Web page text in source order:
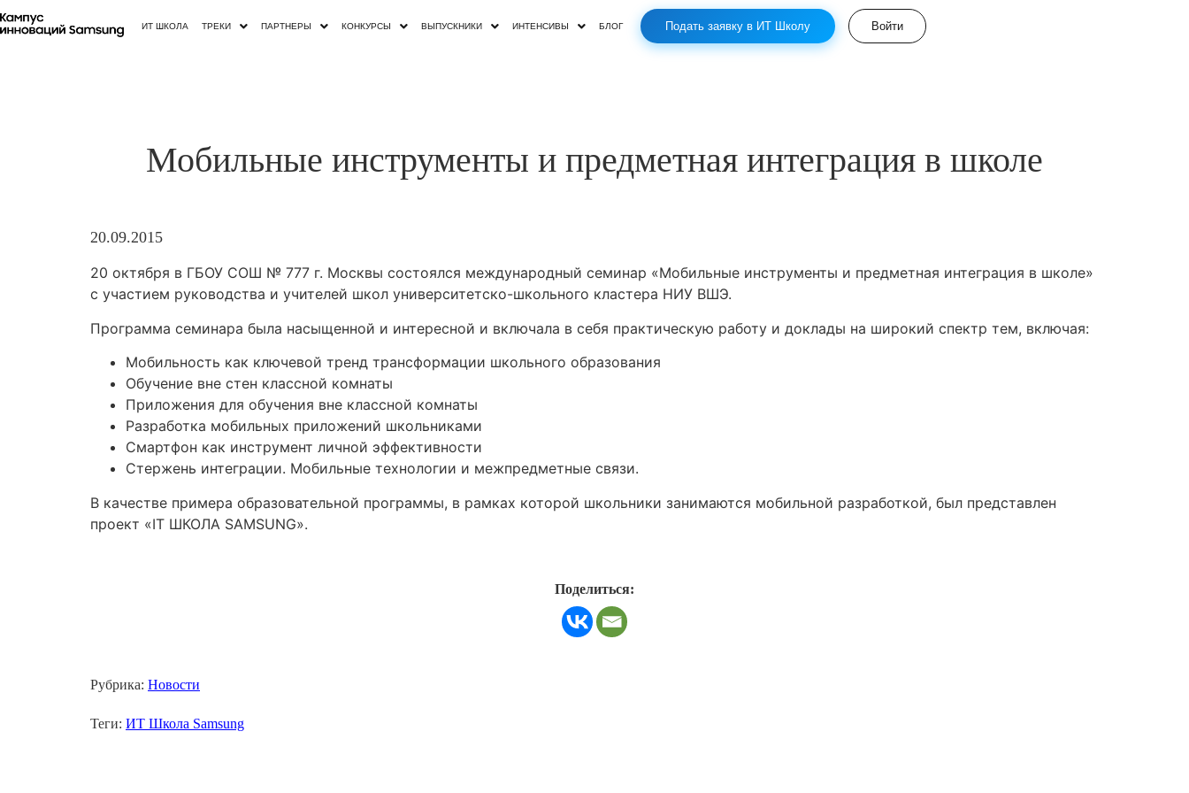
ИТ ШКОЛА ТРЕКИ ПАРТНЕРЫ КОНКУРСЫ ВЫПУСКНИКИ ИНТЕНСИВЫ БЛОГ Подать заявку в ИТ Школу Войти
Мобильные инструменты и предметная интеграция в школе
20.09.2015
20 октября в ГБОУ СОШ № 777 г. Москвы состоялся международный семинар «Мобильные инструменты и предметная интеграция в школе»
с участием руководства и учителей школ университетско-школьного кластера НИУ ВШЭ.
Программа семинара была насыщенной и интересной и включала в себя практическую работу и доклады на широкий спектр тем, включая:
Мобильность как ключевой тренд трансформации школьного образования
Обучение вне стен классной комнаты
Приложения для обучения вне классной комнаты
Разработка мобильных приложений школьниками
Смартфон как инструмент личной эффективности
Стержень интеграции. Мобильные технологии и межпредметные связи.
В качестве примера образовательной программы, в рамках которой школьники занимаются мобильной разработкой, был представлен
проект «IT ШКОЛА SAMSUNG».
Поделиться:
Рубрика: Новости
Теги: ИТ Школа Samsung